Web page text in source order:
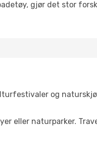
gjør det stor
og
eller naturparker.